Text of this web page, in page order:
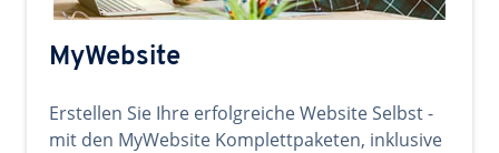
MyWebsite
Erstellen Sie Ihre erfolgreiche Website Selbst -
mit den MyWebsite Komplettpaketen, inklusive